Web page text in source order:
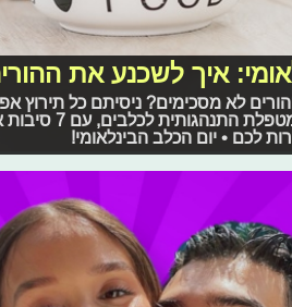
איך לשכנע את
לא מסכימים? ניסיתם כל תירוץ
גמליאל בושן,
לכם • יום הכלב הבינלאומי!